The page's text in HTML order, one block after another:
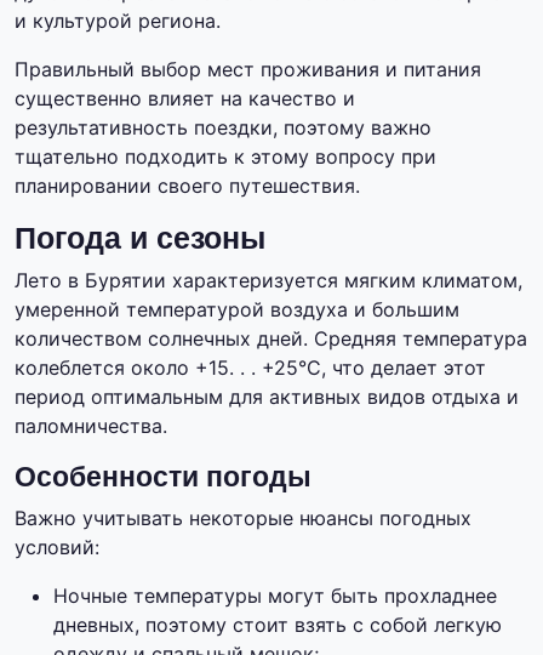
и культурой региона.
Правильный выбор мест проживания и питания
существенно влияет на качество и
результативность поездки, поэтому важно
тщательно подходить к этому вопросу при
планировании своего путешествия.
Погода и сезоны
Лето в Бурятии характеризуется мягким климатом,
умеренной температурой воздуха и большим
количеством солнечных дней. Средняя температура
колеблется около +15. . . +25°C, что делает этот
период оптимальным для активных видов отдыха и
паломничества.
Особенности погоды
Важно учитывать некоторые нюансы погодных
условий:
Ночные температуры могут быть прохладнее
дневных, поэтому стоит взять с собой легкую